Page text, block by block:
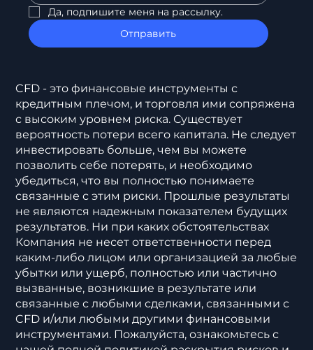
Да, подпишите меня на рассылку.
Отправить
CFD - это финансовые инструменты с
кредитным плечом, и торговля ими сопряжена
с высоким уровнем риска. Существует
вероятность потери всего капитала. Не следует
инвестировать больше, чем вы можете
позволить себе потерять, и необходимо
убедиться, что вы полностью понимаете
связанные с этим риски. Прошлые результаты
не являются надежным показателем будущих
результатов. Ни при каких обстоятельствах
Компания не несет ответственности перед
каким-либо лицом или организацией за любые
убытки или ущерб, полностью или частично
вызванные, возникшие в результате или
связанные с любыми сделками, связанными с
CFD и/или любыми другими финансовыми
инструментами. Пожалуйста, ознакомьтесь с